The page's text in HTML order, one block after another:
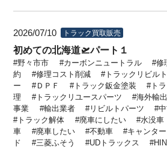
2026/07/10 トラック買取販売
初めての北海道🛫パート１
野々市市 カーボンニュートラル 修
約
修理コスト削減 トラックリビル
ー
ＤＰＦ トラック鈑金塗装 ト
理
トラックリユースパーツ 海外輸出
事業
輸出業者 リビルトパーツ
トラック解体
廃車にしたい 水没車
車
廃車したい 不動車 キャンター
ド
三菱ふそう UDトラックス